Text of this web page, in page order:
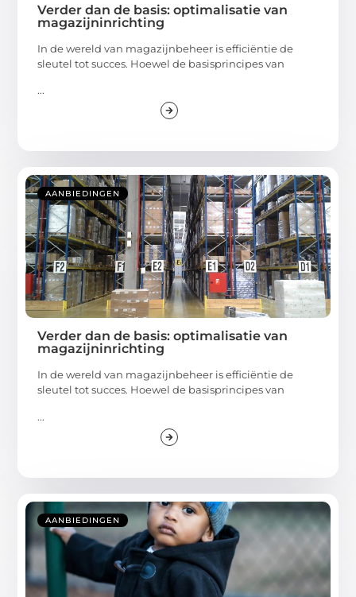
Verder dan de basis: optimalisatie van
magazijninrichting
In de wereld van magazijnbeheer is efficiëntie de
sleutel tot succes. Hoewel de basisprincipes van
...
AANBIEDINGEN
Verder dan de basis: optimalisatie van
magazijninrichting
In de wereld van magazijnbeheer is efficiëntie de
sleutel tot succes. Hoewel de basisprincipes van
...
AANBIEDINGEN